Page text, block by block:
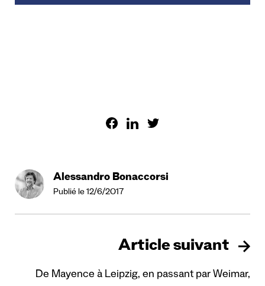
Alessandro Bonaccorsi
Publié le 12/6/2017
Article suivant
De Mayence à Leipzig, en passant par Weimar,